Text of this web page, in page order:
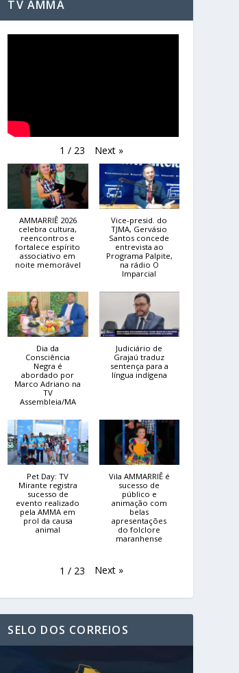
TV AMMA
1 / 23 Next »
AMMARRIÊ 2026
celebra cultura,
reencontros e
fortalece espírito
associativo em
noite memorável
Vice-presid. do
TJMA, Gervásio
Santos concede
entrevista ao
Programa Palpite,
na rádio O
Imparcial
Dia da
Consciência
Negra é
abordado por
Marco Adriano na
TV
Assembleia/MA
Judiciário de
Grajaú traduz
sentença para a
língua indígena
Pet Day: TV
Mirante registra
sucesso de
evento realizado
pela AMMA em
prol da causa
animal
Vila AMMARRIÊ é
sucesso de
público e
animação com
belas
apresentações
do folclore
maranhense
1 / 23 Next »
SELO DOS CORREIOS